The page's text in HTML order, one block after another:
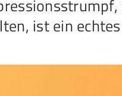
ist ein